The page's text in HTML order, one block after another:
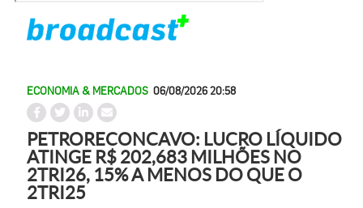
ECONOMIA & MERCADOS 06/08/2026 20:58
PETRORECONCAVO: LUCRO LÍQUIDO
ATINGE R$ 202,683 MILHÕES NO
2TRI26, 15% A MENOS DO QUE O
2TRI25